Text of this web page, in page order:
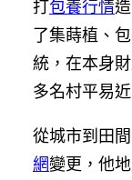
打包養行情
了集蒔植、
統，在本身
多名村平易
從城市到田
網變更，他